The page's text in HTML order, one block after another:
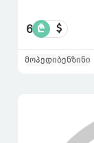
6 ₾ $
მოპედიბენზინი